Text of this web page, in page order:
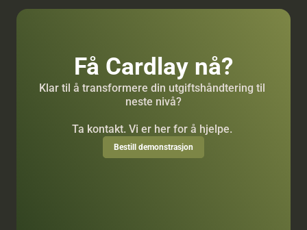
Få Cardlay nå?
Klar til å transformere din utgiftshåndtering til
neste nivå?
Ta kontakt. Vi er her for å hjelpe.
Bestill demonstrasjon